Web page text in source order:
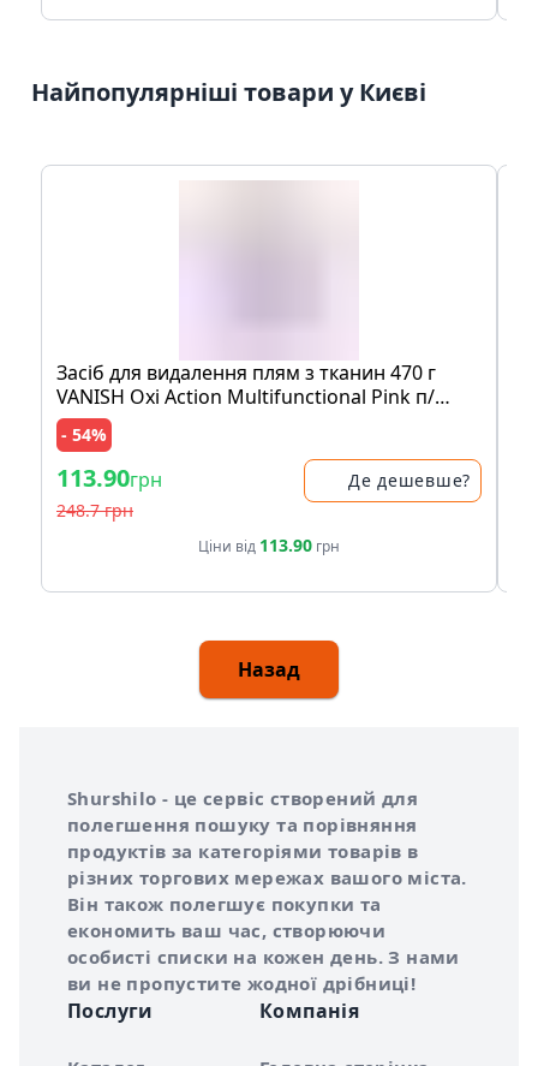
Найпопулярніші товари у Києві
Засіб для видалення плям з тканин 470 г
VANISH Oxi Action Multifunctional Pink п/
банка
- 54%
113.90грн
248.7 грн
Де дешевше?
Ціни від 113.90 грн
Назад
Про сервіс Shurshilo
Shurshilo - це сервіс створений для
полегшення пошуку та порівняння
продуктів за категоріями товарів в
різних торгових мережах вашого міста.
Він також полегшує покупки та
економить ваш час, створюючи
особисті списки на кожен день. З нами
ви не пропустите жодної дрібниці!
Послуги Компанія